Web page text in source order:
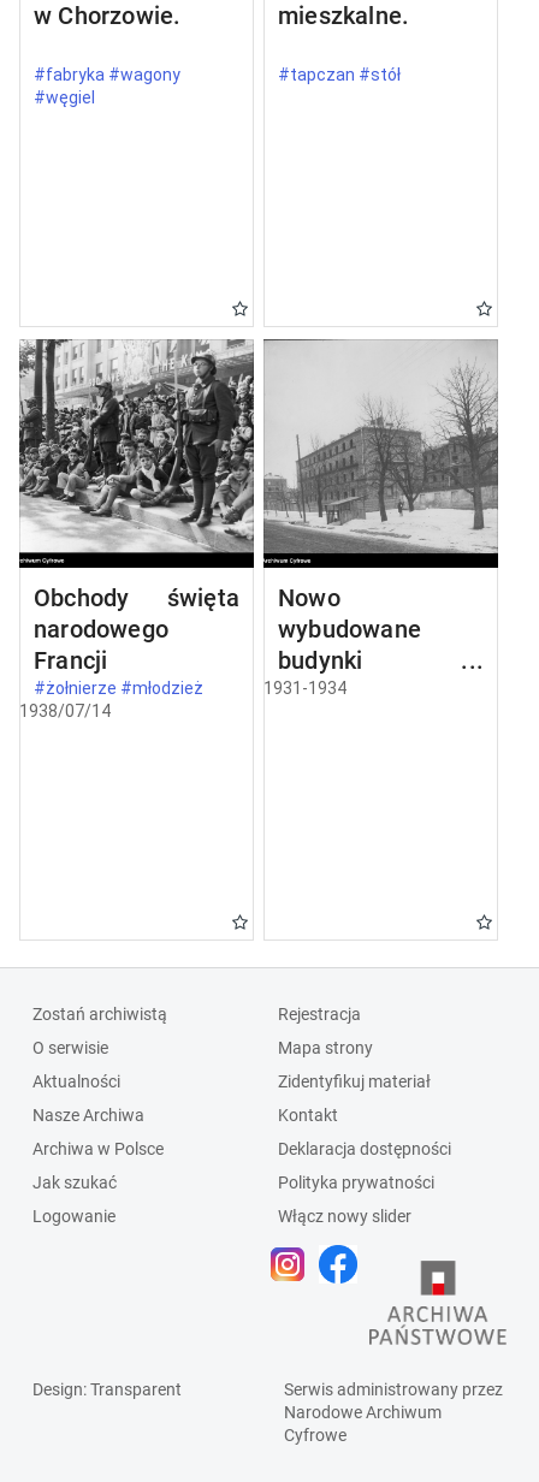
w Chorzowie.
#fabryka #wagony
#węgiel
mieszkalne.
#tapczan #stół
Obchody święta
narodowego
Francji
#żołnierze #młodzież
1938/07/14
Nowo
wybudowane
budynki w
Częstochowie
1931-1934
Zostań archiwistą
O serwisie
Aktualności
Nasze Archiwa
Archiwa w Polsce
Jak szukać
Logowanie
Rejestracja
Mapa strony
Zidentyfikuj materiał
Kontakt
Deklaracja dostępności
Polityka prywatności
Włącz nowy slider
Design: Transparent
Serwis administrowany przez
Narodowe Archiwum
Cyfrowe